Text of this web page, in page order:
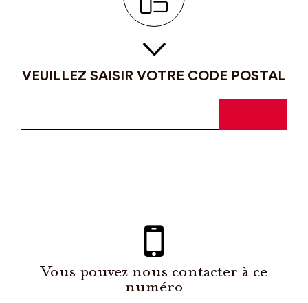
VEUILLEZ SAISIR VOTRE CODE POSTAL
Vous pouvez nous contacter à ce
numéro